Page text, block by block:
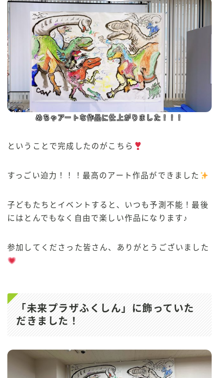
めちゃアートな作品に仕上がりました！！！
ということで完成したのがこちら
すっごい迫力！！！最高のアート作品ができました
子どもたちとイベントすると、いつも予測不能！最後
にはとんでもなく自由で楽しい作品になります♪
参加してくださった皆さん、ありがとうございました
「未来プラザふくしん」に飾っていた
だきました！